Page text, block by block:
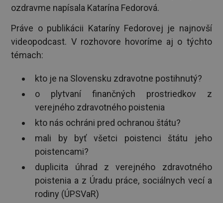
ozdravme napísala Katarína Fedorová.
Práve o publikácii Kataríny Fedorovej je najnovší
videopodcast. V rozhovore hovoríme aj o týchto
témach:
kto je na Slovensku zdravotne postihnutý?
o plytvaní finančných prostriedkov z
verejného zdravotného poistenia
kto nás ochráni pred ochranou štátu?
mali by byť všetci poistenci štátu jeho
poistencami?
duplicita úhrad z verejného zdravotného
poistenia a z Úradu práce, sociálnych vecí a
rodiny (ÚPSVaR)